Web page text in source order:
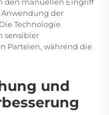
der
Technologie
sensibler
Parteien, während die
und